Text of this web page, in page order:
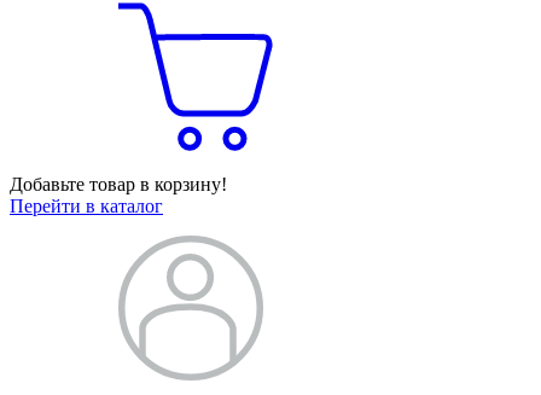
Добавьте товар в корзину!
Перейти в каталог